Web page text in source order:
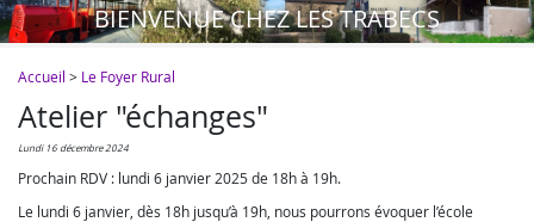
BIENVENUE CHEZ LES TRABECS
Accueil > Le Foyer Rural
Atelier "échanges"
lundi 16 décembre 2024
Prochain RDV : lundi 6 janvier 2025 de 18h à 19h.
Le lundi 6 janvier, dès 18h jusqu’à 19h, nous pourrons évoquer l’école